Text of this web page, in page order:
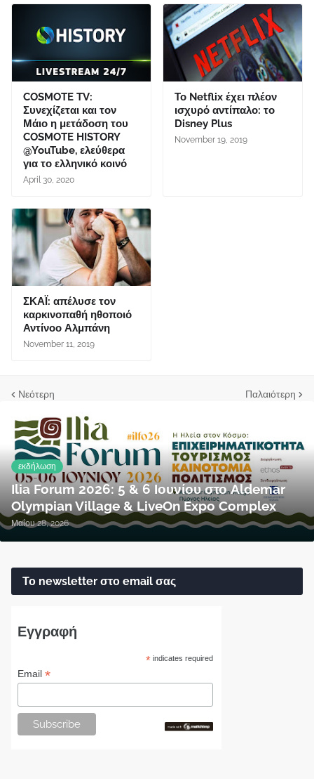
COSMOTE TV:
Συνεχίζεται και τον
Μάιο η μετάδοση του
COSMOTE HISTORY
@YouTube, ελεύθερα
για το ελληνικό κοινό
April 30, 2020
Το Netflix έχει πλέον
ισχυρό αντίπαλο: το
Disney Plus
November 19, 2019
ΣΚΑΪ: απέλυσε τον
καρκινοπαθή ηθοποιό
Αντίνοο Αλμπάνη
November 11, 2019
Νεότερη Παλαιότερη
εκδήλωση
Ilia Forum 2026: 5 & 6 Ιουνίου στο Aldemar
Olympian Village & LiveOn Expo Complex
Μαΐου 28, 2026
Το newsletter στο email σας
Εγγραφή
* indicates required
Email *